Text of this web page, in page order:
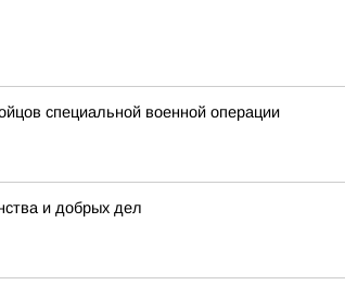
специальной военной операции
и добрых дел